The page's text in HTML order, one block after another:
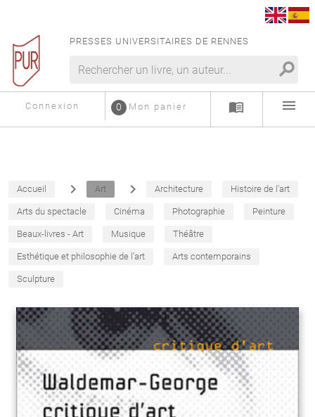
PRESSES UNIVERSITAIRES DE RENNES
search
Connexion Mon panier
0 menu_book menu
Accueil navigate_next Art navigate_next Architecture Histoire de l'art
Arts du spectacle Cinéma Photographie Peinture
Beaux-livres - Art Musique Théâtre
Esthétique et philosophie de l'art Arts contemporains
Sculpture